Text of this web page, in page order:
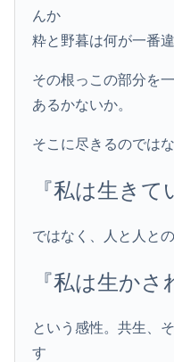
んか
粋と野暮は何が一番
その根っこの部分を
あるかないか。
そこに尽きるのでは
『私は生きて
ではなく、人と人と
『私は生かさ
という感性。共生、
す